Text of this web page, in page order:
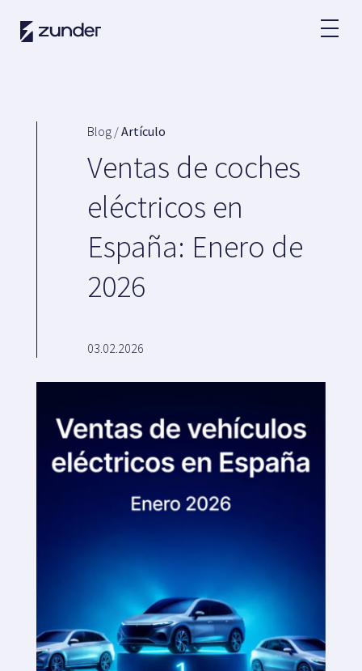
ES
App de Zunder
Grandes cuentas
Acuerdos
Plataforma SaaS
Plataforma SaaS
Buscamos ubicaciones
¿Qué ofrecemos?
Proponer ubicación
Blog /Artículo
Ventas de coches
eléctricos en
España: Enero de
2026
03.02.2026